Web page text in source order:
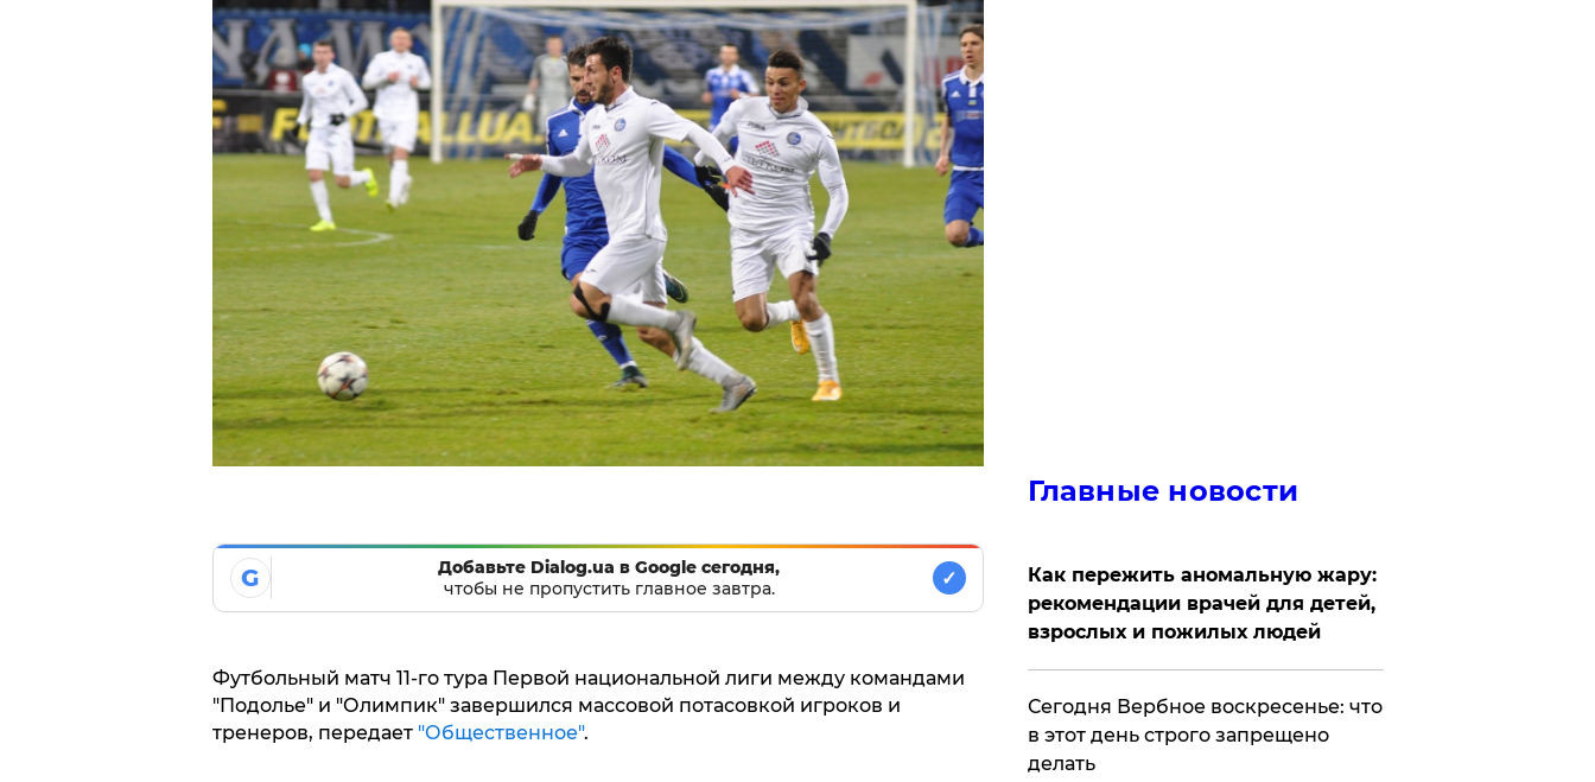
G
Добавьте Dialog.ua в Google сегодня,
чтобы не пропустить главное завтра.
✓
Футбольный матч 11-го тура Первой национальной лиги между командами
"Подолье" и "Олимпик" завершился массовой потасовкой игроков и
тренеров, передает "Общественное".
Главные новости
Как пережить аномальную жару:
рекомендации врачей для детей,
взрослых и пожилых людей
​Сегодня Вербное воскресенье: что
в этот день строго запрещено
делать